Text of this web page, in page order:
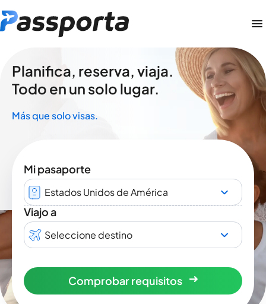
Planifica, reserva, viaja.
Todo en un solo lugar.
Más que solo visas.
Mi pasaporte
Estados Unidos de América
Viajo a
Seleccione destino
Comprobar requisitos